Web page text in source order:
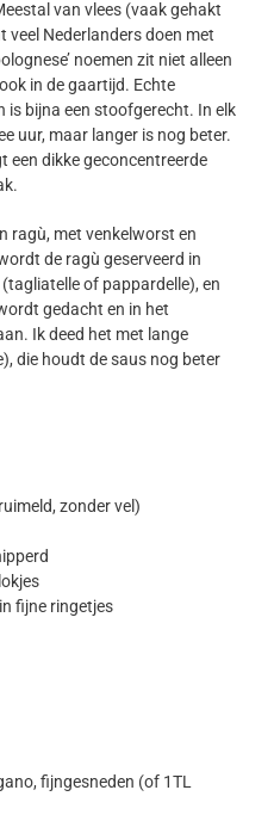
van vlees (vaak gehakt
veel Nederlanders doen met
noemen zit niet alleen
in de gaartijd. Echte
is bijna een stoofgerecht. In elk
uur, maar langer is nog beter.
een dikke geconcentreerde
ragù, met venkelworst en
de ragù geserveerd in
of pappardelle), en
gedacht en in het
Ik deed het met lange
die houdt de saus nog beter
zonder vel)
fijne ringetjes
fijngesneden (of 1TL